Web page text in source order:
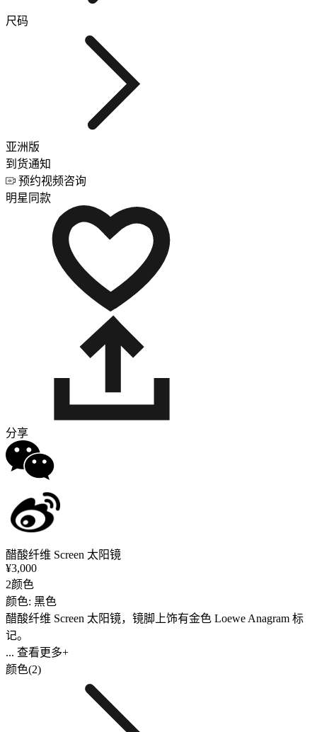
尺码
亚洲版
到货通知
预约视频咨询
明星同款
分享
醋酸纤维 Screen 太阳镜
¥3,000
2颜色
颜色: 黑色
醋酸纤维 Screen 太阳镜，镜脚上饰有金色 Loewe Anagram 标
记。
... 查看更多+
颜色(2)